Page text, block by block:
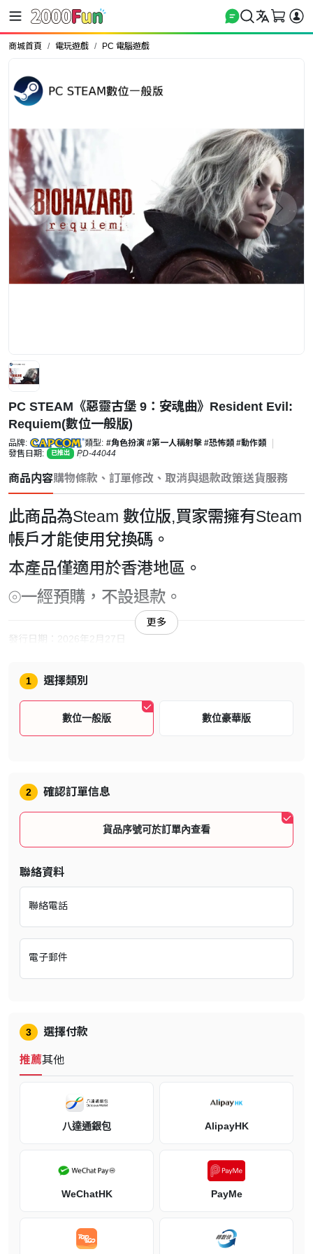
商城首頁 電玩遊戲 PC 電腦遊戲
PC STEAM《惡靈古堡 9：安魂曲》Resident Evil:
Requiem(數位一般版)
品牌: 類型: #角色扮演 #第一人稱射擊 #恐怖類 #動作類
發售日期:
已推出 PD-44044
商品内容購物條款、訂單修改、取消與退款政策送貨服務
此商品為Steam 數位版,買家需擁有Steam
帳戶才能使用兌換碼。
本產品僅適用於香港地區。
⦾一經預購，不設退款。
發行日期：2026年2月27日
語言：中文、英文 、日文
遊戲人數：1人
予生者恐懼。給屍者安魂。
遊戲的新紀元即將開始。
抖的恐懼，以及戰勝死亡的爽快感，撼動玩家的精神深處。
注入更豐富的情感，為故事和遊玩體驗帶來前所未有的沉浸感。
更多
1 選擇類別
數位一般版 數位豪華版
2 確認訂單信息
貨品序號可於訂單內查看
聯絡資料
聯絡電話
電子郵件
3 選擇付款
推薦其他
八達通銀包 AlipayHK
WeChatHK PayMe